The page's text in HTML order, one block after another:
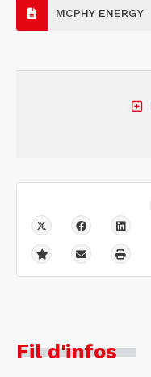
MCPHY ENERGY
Fil d'infos